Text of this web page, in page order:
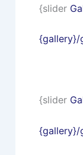
{slider
{gallery}/
{slider
{gallery}/